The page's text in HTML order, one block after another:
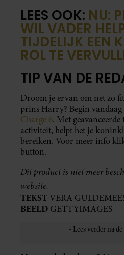
LEES OOK: NU:
WIL VADER
TIJDELIJK EEN
ROL TE
TIP VAN DE
Droom je ervan om net zo
prins Harry? Begin vandaag
Charge 6. Met
activiteit, helpt het je
bereiken. Voor meer info
button.
Dit product is niet meer
website.
TEKSTVERA
BEELD GETTYIMAGES